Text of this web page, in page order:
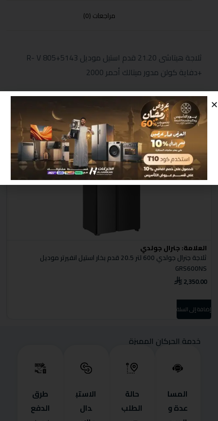
مراجعات (0)
ثلاجة هيتاشى 21.20 قدم استيل موديل R- V 805+5143
+دفاية كولن مدور ميتالك أحمر 2000
منتجات مشابهة
العلامة:جنرال جولدي
ثلاجة جنرال جولدي 600 لتر 20.5 قدم بخار استيل انفيرتر موديل
GRS600NS
2,350.00
إضافة إلى السلة
خدمة الحركان المميزة
المسا
عدة و
حالة
الطلب
الاستب
دال
طرق
الدفع